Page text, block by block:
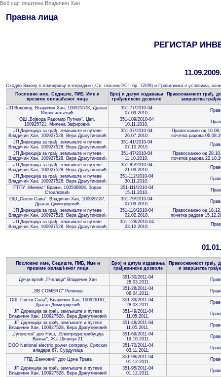
Веб сајт општине Владичин Хан
Правна лица
РЕГИСТАР
Сходно Закону о планирању и изградњи („Сл. гласник РС“, бр. 72/09) и Правилника о условима,
Пословно име, Седиште, ПИБ, Име и
презиме овлашћеног лица
Број и датум издавања
грађевинске дозволе
Правоснажност грађ.
завршетка
ЈП Водовод, Владичин Хан, 100925578, Драган
Милосављевић
351-77/2010-04
07.09.2010.
ОШ „Војвода Радомир Путник“, Џеп,
100925721, Милена Зафировић
351-109/2010-04
10.11.2010.
ЈП Дирекција за грађ. земљиште и путеве
Владичин Хан, 100927528, Вера Драгутиновић
351-37/2010-04
26.07.2010.
Правоснажно од
почетка радова
ЈП Дирекција за грађ. земљиште и путеве
Владичин Хан, 100927528, Вера Драгутиновић
351-41/2010-04
07.10.2010.
ЈП Дирекција за грађ. земљиште и путеве
Владичин Хан, 100927528, Вера Драгутиновић
351-47/2010-04
11.10.2010.
Правоснажно од
почетка радова
ЈП Дирекција за грађ. земљиште и путеве
Владичин Хан, 100927528, Вера Драгутиновић
351-85/2010-04
21.09.2010.
ЈП Дирекција за грађ. земљиште и путеве
Владичин Хан, 100927528, Вера Драгутиновић
351-112/2010-04
30.11.2010.
ПТПУ „Минекс“ Врање, 100546908, Зоран
Стоилковић
351-111/2010-04
15.11.2010.
ОШ „Свети Сава“, Владичин Хан, 100926187,
Драган Димитријевић
351-79/2010-04
07.09.2010.
ЈП Дирекција за грађ. земљиште и путеве
Владичин Хан, 100927528, Вера Драгутиновић
351-118/2010-04
02.02.2010.
Правоснажно од
почетка радова
ЈП Дирекција за грађ. земљиште и путеве
Владичин Хан, 100927528, Вера Драгутиновић
351-128/2010-04
23.12.2010.
Пословно име, Седиште, ПИБ, Име и
презиме овлашћеног лица
Број и датум издавања
грађевинске дозволе
Правоснажност грађ.
и завршетка
Дечји вртић „Пчелица“ Владичин Хан
351-30/2011-04
28.03.2011.
„SB COMERC“ Репинце
351-28/2011-04
06.04.2011.
ОШ „Свети Сава“, Владичин Хан, 100926187,
Драган Димитријевић
351-39/2011-04
28.03.2011.
ЈП Дирекција за грађ. земљиште и путеве
Владичин Хан, 100927528, Вера Драгутиновић
351-49/2011-04
11.05.2011.
ЈП Дирекција за грађ. земљиште и путеве
Владичин Хан, 100927528, Вера Драгутиновић
351-48/2011-04
11.05.2011.
„Југоисток“ доо Ниш, „Електродистрибуција
Врање“, Ж.Ј.Шпанца 21
351-69/2011-04
19.10.2011.
DOO National electric power company, Српских
владара 67, Сурдулица
351-70/2011-04
03.11.2011.
ГПД „Банковић“ доо Црна Трава
351-98/2011-04
01.12.2011.
ЈП Дирекција за грађ. земљиште и путеве
Владичин Хан, 100927528, Вера Драгутиновић
351-95/2011-04
01.12.2011.